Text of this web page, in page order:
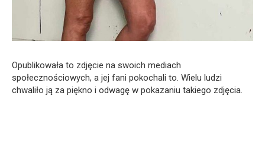
Opublikowała to zdjęcie na swoich mediach
społecznościowych, a jej fani pokochali to. Wielu ludzi
chwaliło ją za piękno i odwagę w pokazaniu takiego zdjęcia.